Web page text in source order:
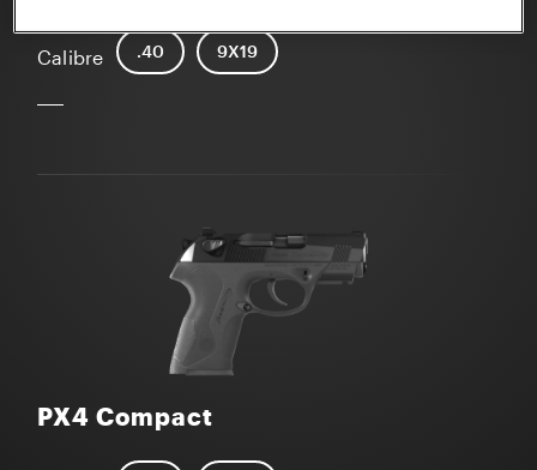
Calibre .40 9X19
PX4 Compact